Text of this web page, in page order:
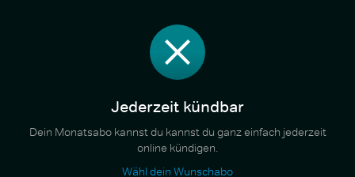
Jederzeit kündbar
Dein Monatsabo kannst du kannst du ganz einfach jederzeit
online kündigen.
Wähl dein Wunschabo